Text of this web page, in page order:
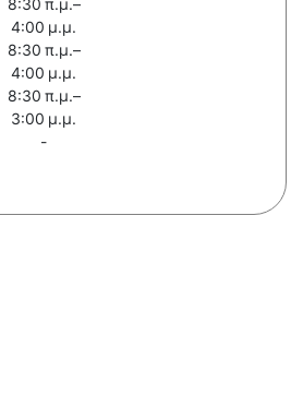
8:30 π.μ.–
4:00 μ.μ.
8:30 π.μ.–
4:00 μ.μ.
8:30 π.μ.–
3:00 μ.μ.
-